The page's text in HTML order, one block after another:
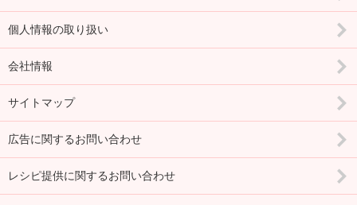
個人情報の取り扱い
会社情報
サイトマップ
広告に関するお問い合わせ
レシピ提供に関するお問い合わせ